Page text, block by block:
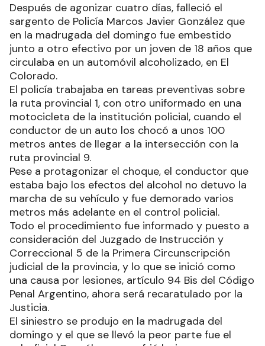
Después de agonizar cuatro días, falleció el
sargento de Policía Marcos Javier González que
en la madrugada del domingo fue embestido
junto a otro efectivo por un joven de 18 años que
circulaba en un automóvil alcoholizado, en El
Colorado.
El policía trabajaba en tareas preventivas sobre
la ruta provincial 1, con otro uniformado en una
motocicleta de la institución policial, cuando el
conductor de un auto los chocó a unos 100
metros antes de llegar a la intersección con la
ruta provincial 9.
Pese a protagonizar el choque, el conductor que
estaba bajo los efectos del alcohol no detuvo la
marcha de su vehículo y fue demorado varios
metros más adelante en el control policial.
Todo el procedimiento fue informado y puesto a
consideración del Juzgado de Instrucción y
Correccional 5 de la Primera Circunscripción
judicial de la provincia, y lo que se inició como
una causa por lesiones, artículo 94 Bis del Código
Penal Argentino, ahora será recaratulado por la
Justicia.
El siniestro se produjo en la madrugada del
domingo y el que se llevó la peor parte fue el